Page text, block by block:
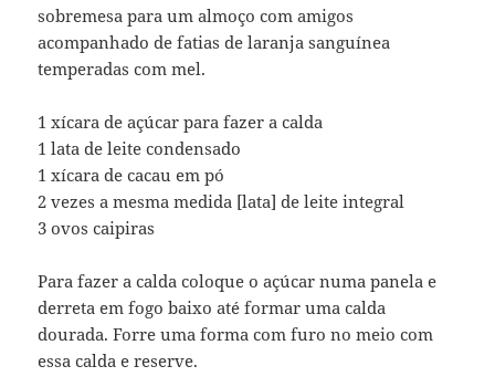
sobremesa para um almoço com amigos
acompanhado de fatias de laranja sanguínea
temperadas com mel.
1 xícara de açúcar para fazer a calda
1 lata de leite condensado
1 xícara de cacau em pó
2 vezes a mesma medida [lata] de leite integral
3 ovos caipiras
Para fazer a calda coloque o açúcar numa panela e
derreta em fogo baixo até formar uma calda
dourada. Forre uma forma com furo no meio com
essa calda e reserve.